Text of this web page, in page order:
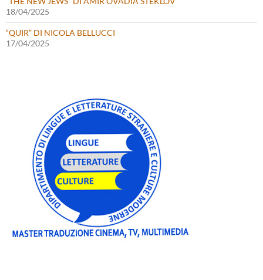
18/04/2025
“QUIR” DI NICOLA BELLUCCI
17/04/2025